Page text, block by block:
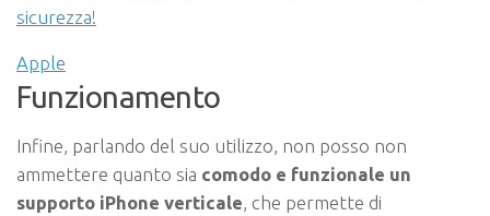
sicurezza!
Apple
Funzionamento
Infine, parlando del suo utilizzo, non posso non
ammettere quanto sia comodo e funzionale un
supporto iPhone verticale, che permette di